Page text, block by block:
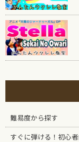
難易度から探す
すぐに弾ける！初心